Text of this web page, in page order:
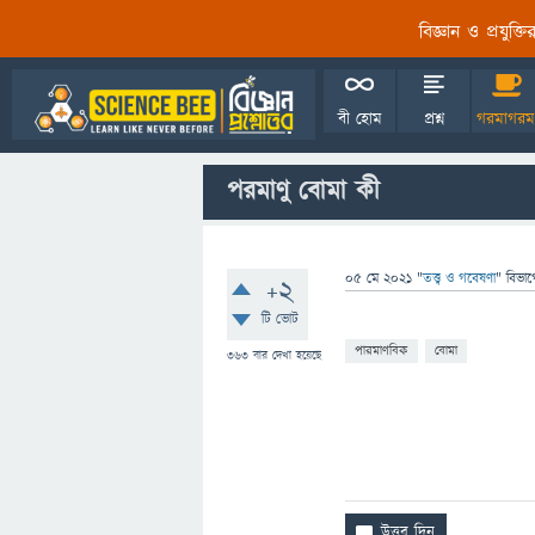
বিজ্ঞান ও
বী হোম প্রশ্ন
পরমাণু বোমা কী
+2
টি ভোট
363 বার দেখা হয়েছে
05 মে 2021 "তত্ত্ব ও গবেষণা"
পারমাণবিক বোমা